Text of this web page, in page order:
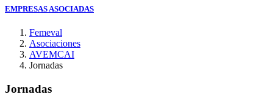
EMPRESAS ASOCIADAS
Femeval
Asociaciones
AVEMCAI
Jornadas
Jornadas